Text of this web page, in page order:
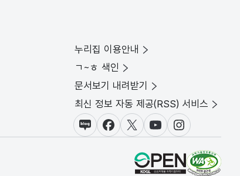
누리집 이용안내
ㄱ~ㅎ 색인
문서보기 내려받기
최신 정보 자동 제공(RSS) 서비스
블로그페이스북X(트위터)
유튜브인스타그램